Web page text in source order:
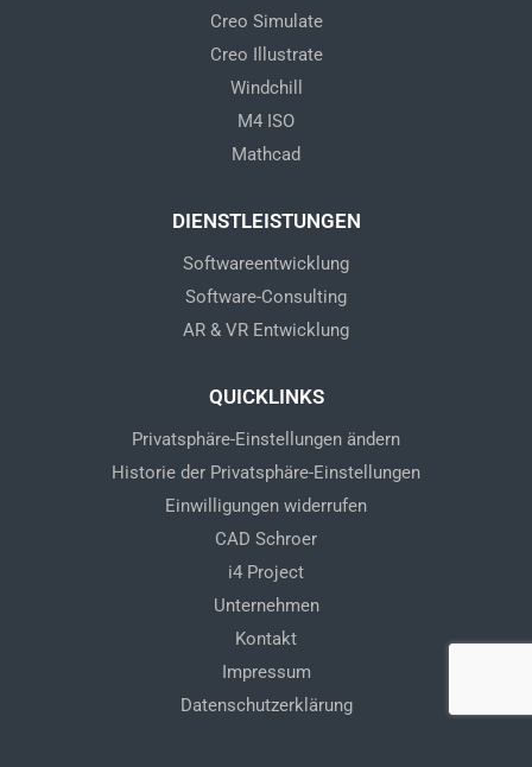
Creo Simulate
Creo Illustrate
Windchill
M4 ISO
Mathcad
DIENSTLEISTUNGEN
Softwareentwicklung
Software-Consulting
AR & VR Entwicklung
QUICKLINKS
Privatsphäre-Einstellungen ändern
Historie der Privatsphäre-Einstellungen
Einwilligungen widerrufen
CAD Schroer
i4 Project
Unternehmen
Kontakt
Impressum
Datenschutzerklärung